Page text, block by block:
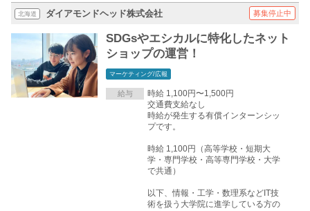
北海道 ダイアモンドヘッド株式会社 募集停止中
SDGsやエシカルに特化したネット
ショップの運営！
マーケティング/広報
給与
時給 1,100円〜1,500円
交通費支給なし
時給が発生する有償インターンシッ
プです。
時給 1,100円（高等学校・短期大
学・専門学校・高等専門学校・大学
で共通）
以下、情報・工学・数理系などIT技
術を扱う大学院に進学している方の